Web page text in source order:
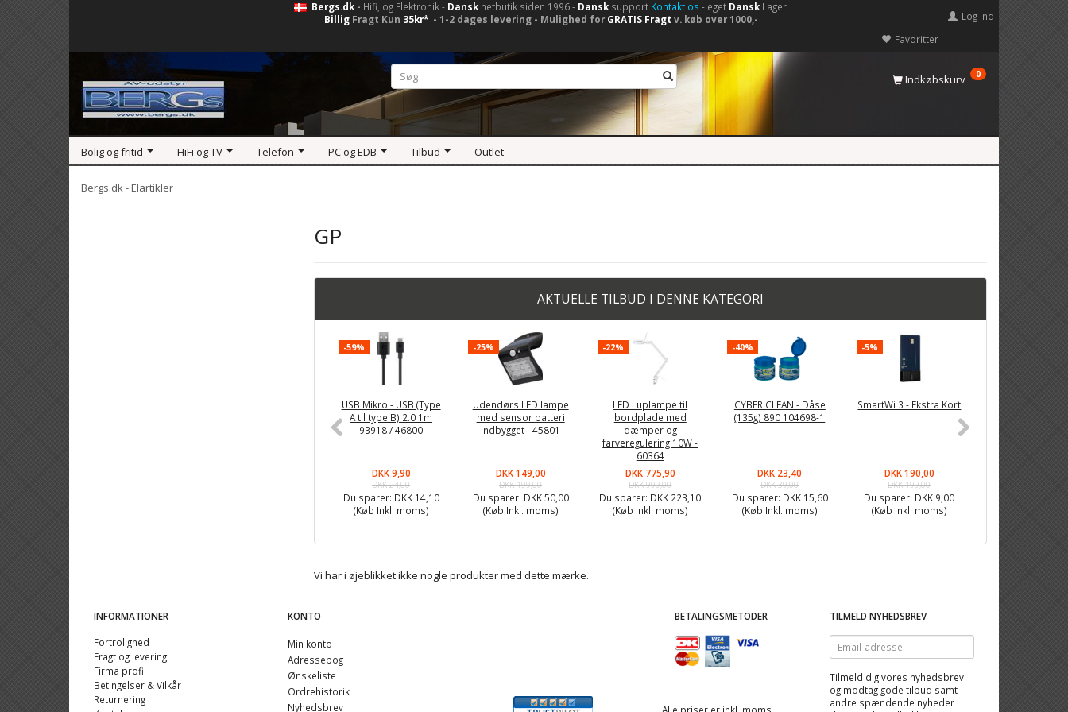
Bergs.dk- Hifi, og Elektronik - Dansknetbutik siden 1996 - Dansksupport Kontakt os - eget DanskLager
Billig Fragt Kun 35kr* - 1-2 dages levering - Mulighed for GRATIS Fragt v. køb over 1000,-
Favoritter
Log ind
Indkøbskurv 0
Bolig og fritid HiFi og TV Telefon PC og EDB Tilbud Outlet
Bergs.dk - Elartikler
GP
AKTUELLE TILBUD I DENNE KATEGORI
-59%
USB Mikro - USB (Type
A til type B) 2.0 1m
93918 / 46800
DKK 9,90
DKK 24,00
Du sparer: DKK 14,10
(Køb Inkl. moms)
-25%
Udendørs LED lampe
med sensor batteri
indbygget - 45801
DKK 149,00
DKK 199,00
Du sparer: DKK 50,00
(Køb Inkl. moms)
-22%
LED Luplampe til
bordplade med
dæmper og
farveregulering 10W -
60364
DKK 775,90
DKK 999,00
Du sparer: DKK 223,10
(Køb Inkl. moms)
-40%
CYBER CLEAN - Dåse
(135g) 890 104698-1
DKK 23,40
DKK 39,00
Du sparer: DKK 15,60
(Køb Inkl. moms)
-5%
SmartWi 3 - Ekstra Kort
DKK 190,00
DKK 199,00
Du sparer: DKK 9,00
(Køb Inkl. moms)
Vi har i øjeblikket ikke nogle produkter med dette mærke.
INFORMATIONER
Fortrolighed
Fragt og levering
Firma profil
Betingelser & Vilkår
Returnering
KONTO
Min konto
Adressebog
Ønskeliste
Ordrehistorik
Nyhedsbrev
BETALINGSMETODER
TILMELD NYHEDSBREV
Email-
adresse
Tilmeld dig vores nyhedsbrev
og modtag gode tilbud samt
andre spændende nyheder